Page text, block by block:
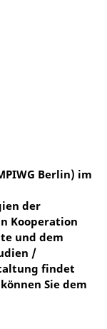
Berlin) im
der
Kooperation
und dem
/
findet
Sie dem